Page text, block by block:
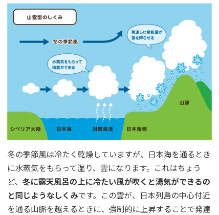
冬の季節風は冷たく乾燥していますが、日本海を通るとき
に水蒸気をもらって湿り、雲になります。これはちょう
ど、 冬に露天風呂の上に冷たい風が吹くと湯気ができるの
と同じようなしくみです。この雲が、日本列島の中心付近
を通る山脈を越えるときに、強制的に上昇することで発達